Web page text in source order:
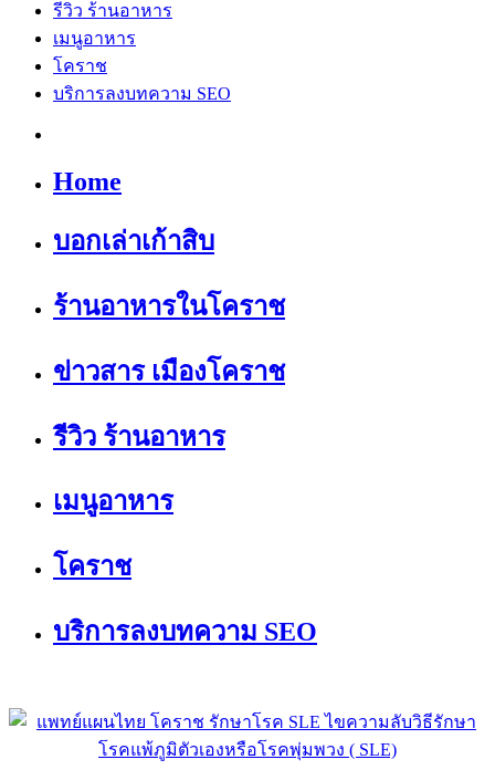
รีวิว ร้านอาหาร
เมนูอาหาร
โคราช
บริการลงบทความ SEO
Home
บอกเล่าเก้าสิบ
ร้านอาหารในโคราช
ข่าวสาร เมืองโคราช
รีวิว ร้านอาหาร
เมนูอาหาร
โคราช
บริการลงบทความ SEO